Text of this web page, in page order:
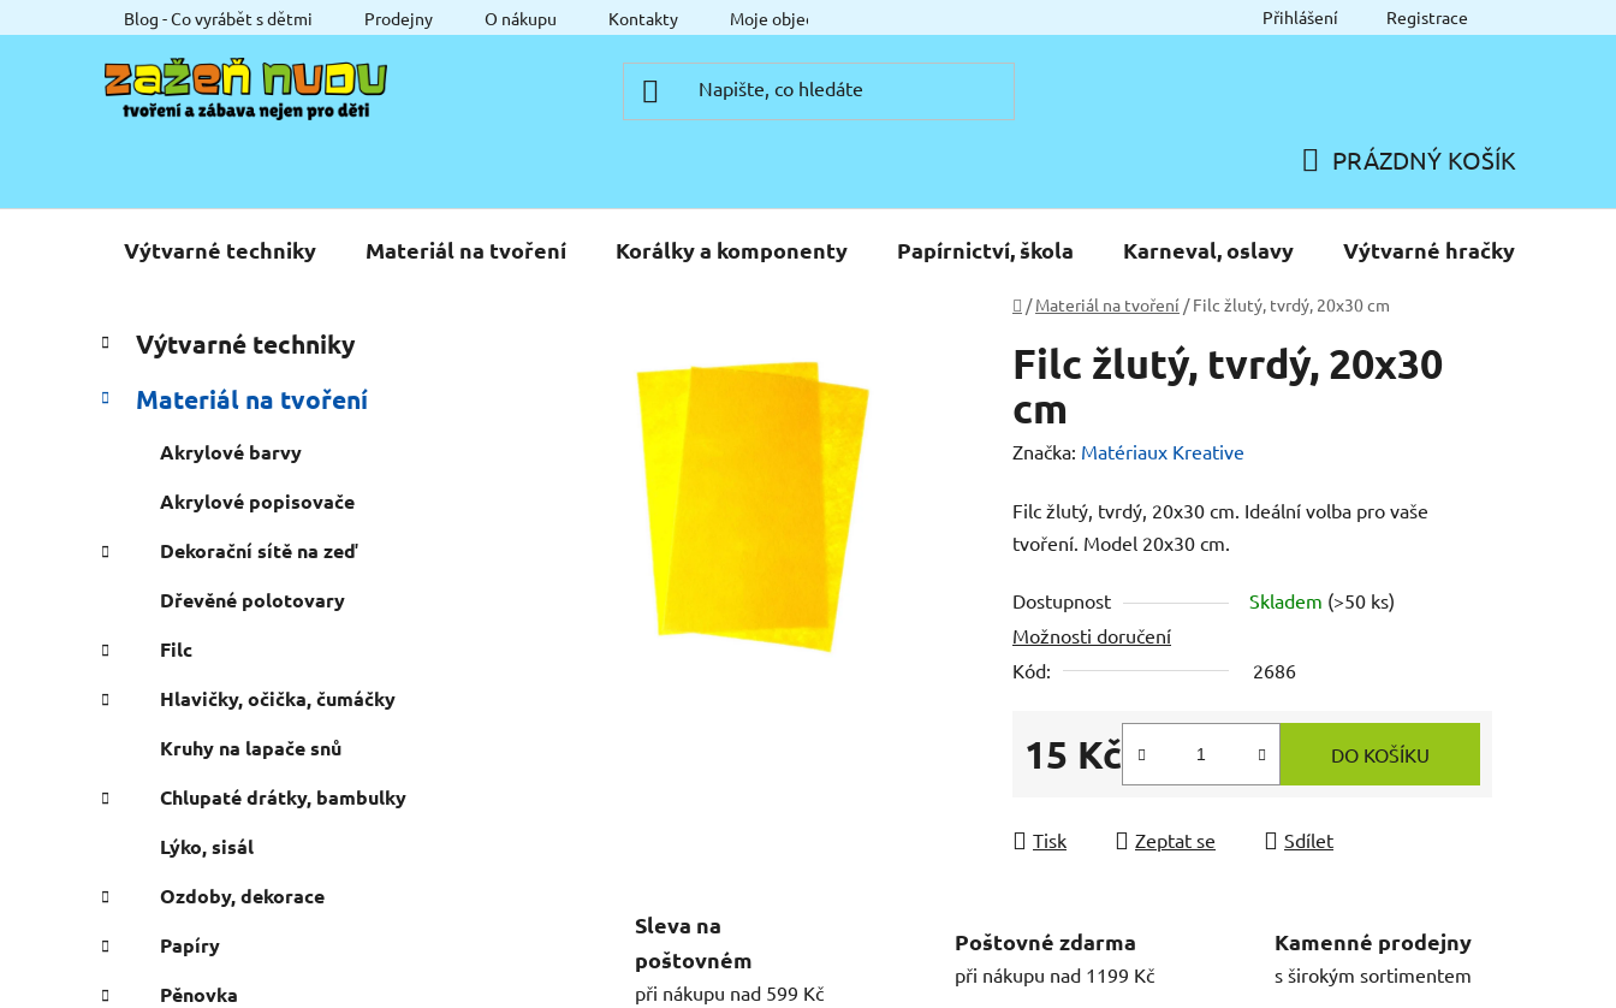
na
Blog - Co vyrábět s dětmi Prodejny O nákupu Kontakty Moje objednávka Přihlášení Registrace
KOŠÍK
PRÁZDNÝ KOŠÍK
Výtvarné techniky Materiál na tvoření Korálky a komponenty Papírnictví, škola Karneval, oslavy Výtvarné hračky
Domů
/ Materiál na tvoření / Filc žlutý, tvrdý, 20x30 cm
P
o
s
n
a
e
Přeskočit
kategorie
a
e
e
Výtvarné techniky
Materiál na tvoření
Akrylové barvy
Akrylové popisovače
Dekorační sítě na zeď
Dřevěné polotovary
Filc
Hlavičky, očička, čumáčky
Kruhy na lapače snů
Chlupaté drátky, bambulky
Lýko, sisál
Ozdoby, dekorace
Papíry
Pěnovka
Filc žlutý, tvrdý, 20x30
cm
Značka: Matériaux Kreative
Filc žlutý, tvrdý, 20x30 cm. Ideální volba pro vaše
tvoření. Model 20x30 cm.
Dostupnost Skladem (>50 ks)
Možnosti doručení
Kód:
2686
15 Kč
Měrná cena:
DO KOŠÍKU
Tisk Zeptat se Sdílet
Sleva na
poštovném
při nákupu nad 599 Kč
Poštovné zdarma
při nákupu nad 1199 Kč
Kamenné prodejny
s širokým sortimentem